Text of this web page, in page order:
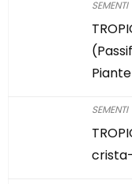
SEMENTI
SEMENTI